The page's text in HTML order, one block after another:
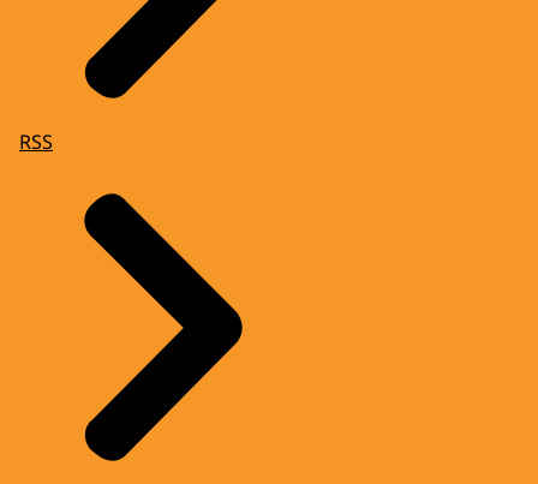
RSS